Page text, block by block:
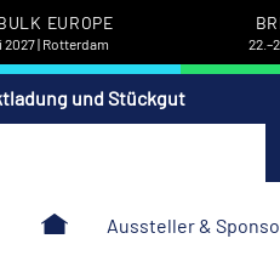
EUROPE
2027 | Rotterdam
und Stückgut
Aussteller &